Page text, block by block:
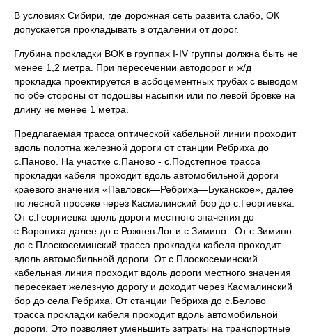
В условиях Сибири, где дорожная сеть развита слабо, ОК
допускается прокладывать в отдалении от дорог.
Глубина прокладки ВОК в группах I-IV группы должна быть не
менее 1,2 метра. При пересечении автодорог и ж/д
прокладка проектируется в асбоцементных трубах с выводом
по обе стороны от подошвы насыпки или по левой бровке на
длину не менее 1 метра.
Предлагаемая трасса оптической кабельной линии проходит
вдоль полотна железной дороги от станции Ребриха до
с.Паново. На участке с.Паново - с.Подстепное трасса
прокладки кабеля проходит вдоль автомобильной дороги
краевого значения «Павловск—Ребриха—Буканское», далее
по лесной просеке через Касмалинский бор до с.Георгиевка.
От с.Георгиевка вдоль дороги местного значения до
с.Ворониха далее до с.Рожнев Лог и с.Зимино. От с.Зимино
до с.Плоскосеминский трасса прокладки кабеля проходит
вдоль автомобильной дороги. От с.Плоскосеминский
кабельная линия проходит вдоль дороги местного значения
пересекает железную дорогу и доходит через Касмалинский
бор до села Ребриха. От станции Ребриха до с.Белово
трасса прокладки кабеля проходит вдоль автомобильной
дороги. Это позволяет уменьшить затраты на транспортные